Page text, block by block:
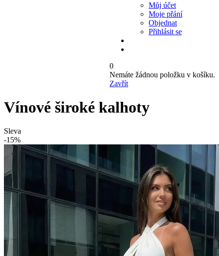
Můj účet
Moje přání
Objednat
Přihlásit se
0
Nemáte žádnou položku v košíku.
Zavřít
Vínové široké kalhoty
Sleva
-15%